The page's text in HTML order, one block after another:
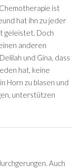
ist
hat ihn zu jeder
geleistet. Doch
anderen
und Gina, dass
hat, keine
Horn zu blasen und
unterstützen
Auch